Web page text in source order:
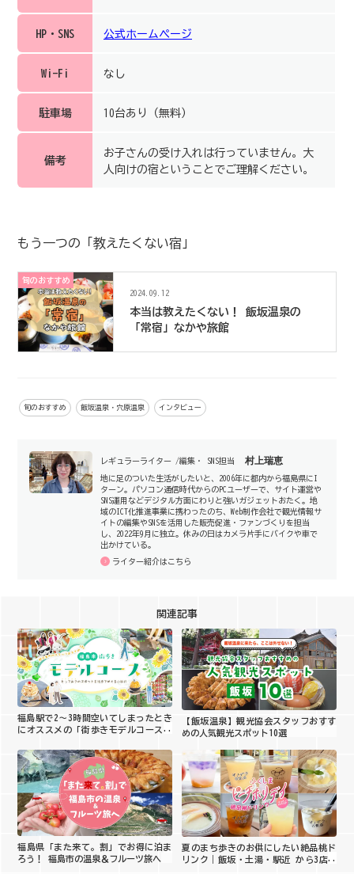
HP・SNS 公式ホームページ
Wi-Fi なし
駐車場 10台あり（無料）
備考
お子さんの受け入れは行っていません。大
人向けの宿ということでご理解ください。
もう一つの「教えたくない宿」
旬のおすすめ
2024.09.12
本当は教えたくない！ 飯坂温泉の
「常宿」なかや旅館
旬のおすすめ 飯坂温泉・穴原温泉 インタビュー
レギュラーライター /編集・ SNS担当 村上瑞恵
地に足のついた生活がしたいと、2006年に都内から福島県にI
ターン。パソコン通信時代からのPCユーザーで、サイト運営や
SNS運用などデジタル方面にわりと強いガジェットおたく。地
域のICT化推進事業に携わったのち、Web制作会社で観光情報サ
イトの編集やSNSを活用した販売促進・ファンづくりを担当
し、2022年9月に独立。休みの日はカメラ片手にバイクや車で
出かけている。
ライター紹介はこちら
関連記事
福島駅で2〜3時間空いてしまったとき
にオススメの「街歩きモデルコース」
【飯坂温泉】観光協会スタッフおすす
めの人気観光スポット10選
福島県「また来て。割」でお得に泊ま
ろう！ 福島市の温泉＆フルーツ旅へ
夏のまち歩きのお供にしたい絶品桃ド
リンク｜飯坂・土湯・駅近 から3店舗